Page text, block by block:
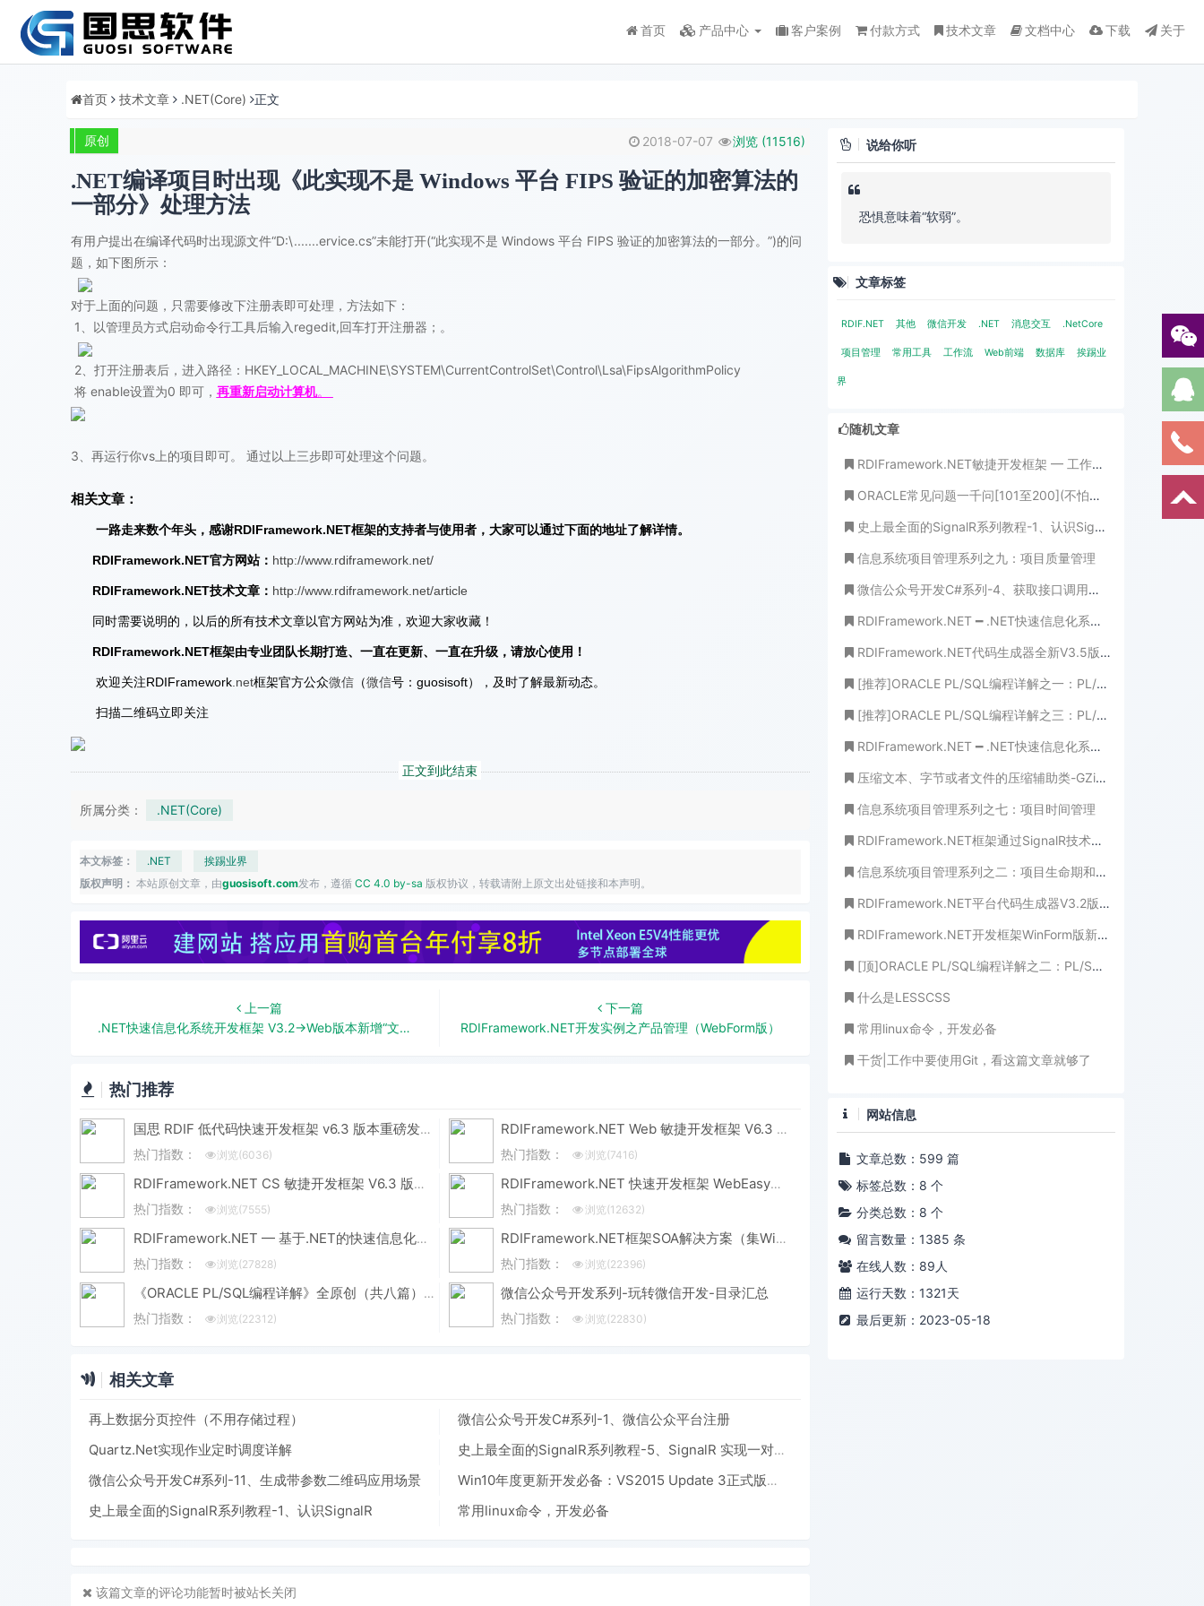
首页 产品中心 客户案例 付款方式 技术文章 文档中心 下载 关于
首页 技术文章 .NET(Core) 正文
原创 2018-07-07 浏览 (11516)
.NET编译项目时出现《此实现不是 Windows 平台 FIPS 验证的加密算法的
一部分》处理方法
有用户提出在编译代码时出现源文件“D:\.......ervice.cs”未能打开(“此实现不是 Windows 平台 FIPS 验证的加密算法的一部分。”)的问
题，如下图所示：
对于上面的问题，只需要修改下注册表即可处理，方法如下：
1、以管理员方式启动命令行工具后输入regedit,回车打开注册器；。
2、打开注册表后，进入路径：HKEY_LOCAL_MACHINE\SYSTEM\CurrentControlSet\Control\Lsa\FipsAlgorithmPolicy
将 enable设置为0 即可， 再重新启动计算机。
3、再运行你vs上的项目即可。 通过以上三步即可处理这个问题。
相关文章：
一路走来数个年头，感谢RDIFramework.NET框架的支持者与使用者，大家可以通过下面的地址了解详情。
RDIFramework.NET官方网站： http://www.rdiframework.net/
RDIFramework.NET技术文章： http://www.rdiframework.net/article
同时需要说明的，以后的所有技术文章以官方网站为准，欢迎大家收藏！
RDIFramework.NET框架由专业团队长期打造、一直在更新、一直在升级，请放心使用！
欢迎关注RDIFramework.net框架官方公众微信（微信号：guosisoft），及时了解最新动态。
扫描二维码立即关注
正文到此结束
所属分类： .NET(Core)
本文标签： .NET
挨踢业界
版权声明： 本站原创文章，由guosisoft.com发布，遵循 CC 4.0 by-sa 版权协议，转载请附上原文出处链接和本声明。
上一篇
.NET快速信息化系统开发框架 V3.2->Web版本新增“文件管理中心”集上传、下载、文件共享等一身，非常实用的功能
下一篇
RDIFramework.NET开发实例之产品管理（WebForm版）
热门推荐
国思 RDIF 低代码快速开发框架 v6.3 版本重磅发布！性能与体验双飞跃
热门指数：
浏览(6036)
RDIFramework.NET Web 敏捷开发框架 V6.3 发布 (.NET8+、Framework 双引擎)
热门指数：
浏览(7416)
RDIFramework.NET CS 敏捷开发框架 V6.3 版本重磅发布！.NET8+Framework双引擎，性能升级全维度进化
热门指数：
浏览(7555)
RDIFramework.NET 快速开发框架 WebEasyUI版本 V6.0发布
热门指数：
浏览(12632)
RDIFramework.NET — 基于.NET的快速信息化系统开发框架 — 系列目录
热门指数：
浏览(27828)
RDIFramework.NET框架SOA解决方案（集Windows服务、WinForm形式与IIS形式发布）-分布式应用
热门指数：
浏览(22396)
《ORACLE PL/SQL编程详解》全原创（共八篇）--系列文章导航
热门指数：
浏览(22312)
微信公众号开发系列-玩转微信开发-目录汇总
热门指数： 浏览(22830)
相关文章
再上数据分页控件（不用存储过程）
微信公众号开发C#系列-1、微信公众平台注册
Quartz.Net实现作业定时调度详解
史上最全面的SignalR系列教程-5、SignalR 实现一对一聊天
微信公众号开发C#系列-11、生成带参数二维码应用场景 Win10年度更新开发必备：VS2015 Update 3正式版下载汇总
史上最全面的SignalR系列教程-1、认识SignalR 常用linux命令，开发必备
该篇文章的评论功能暂时被站长关闭
说给你听
恐惧意味着“软弱”。
文章标签
RDIF.NET 其他 微信开发 .NET 消息交互 .NetCore
项目管理 常用工具 工作流 Web前端 数据库 挨踢业
界
随机文章
RDIFramework.NET敏捷开发框架 ━ 工作流程组件介绍
ORACLE常见问题一千问[101至200](不怕学不成、就怕心不诚！)
史上最全面的SignalR系列教程-1、认识SignalR
信息系统项目管理系列之九：项目质量管理
微信公众号开发C#系列-4、获取接口调用凭证
RDIFramework.NET ━ .NET快速信息化系统开发框架 ━ 工作流程组件介绍-3.3版本
RDIFramework.NET代码生成器全新V3.5版本发布-重大升级
[推荐]ORACLE PL/SQL编程详解之一：PL/SQL 程序设计简介(千里之行，始于足下)
[推荐]ORACLE PL/SQL编程详解之三：PL/SQL流程控制语句(不给规则，不成方圆)
RDIFramework.NET ━ .NET快速信息化系统开发框架 V3.2版本 正式发布
压缩文本、字节或者文件的压缩辅助类-GZipHelper 欢迎收藏
信息系统项目管理系列之七：项目时间管理
RDIFramework.NET框架通过SignalR技术整合即时通讯(IM)
信息系统项目管理系列之二：项目生命期和组织
RDIFramework.NET平台代码生成器V3.2版本全新发布（提供下载-免费使用）
RDIFramework.NET开发框架WinForm版新增编码管理
[顶]ORACLE PL/SQL编程详解之二：PL/SQL块结构和组成元素(为山九仞，岂一日之功)
什么是LESSCSS
常用linux命令，开发必备
干货|工作中要使用Git，看这篇文章就够了
网站信息
文章总数：599 篇
标签总数：8 个
分类总数：8 个
留言数量：1385 条
在线人数： 89 人
运行天数：1321天
最后更新：2023-05-18